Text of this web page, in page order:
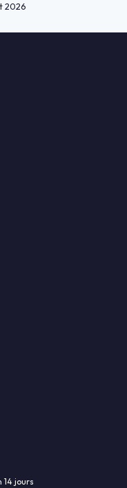
2026
14 jours